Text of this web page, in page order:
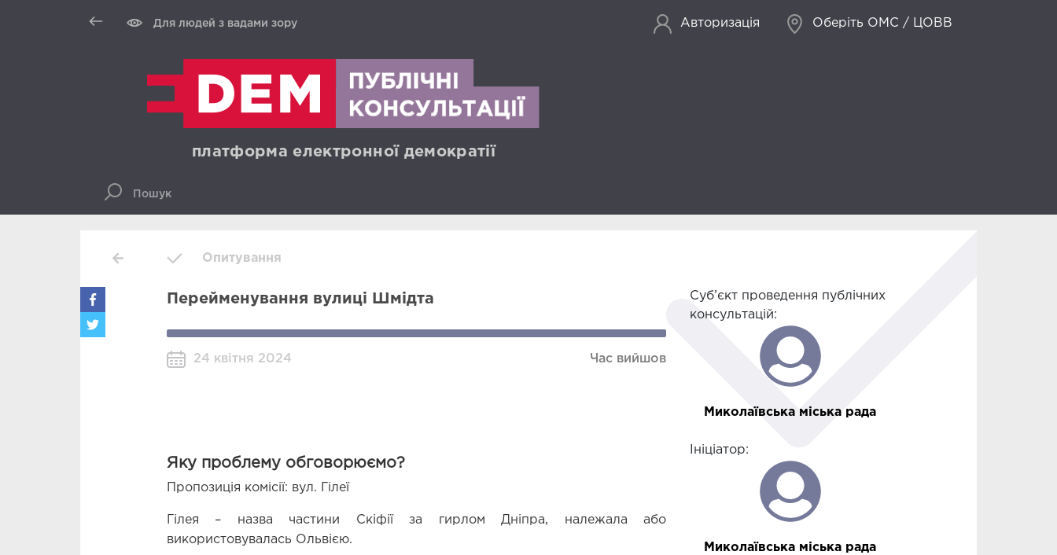
Для людей з вадами зору Авторизація Оберіть ОМС / ЦОВВ
платформа електронної демократії
Опитування
Перейменування вулиці Шмідта
24 квітня 2024 Час вийшов
Суб’єкт проведення публічних
консультацій:
Миколаївська міська рада
Яку проблему обговорюємо?
Пропозиція комісії: вул. Гілеї
Гілея – назва частини Скіфії за гирлом Дніпра, належала або
використовувалась Ольвією.
Ініціатор:
Миколаївська міська рада